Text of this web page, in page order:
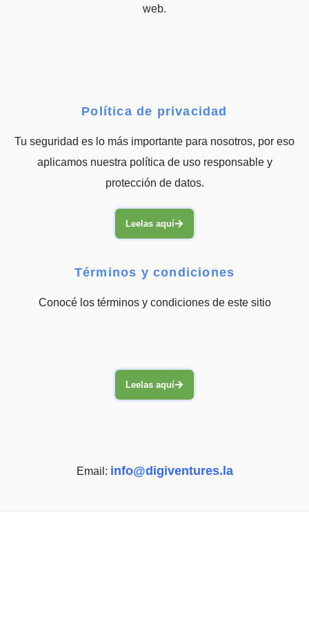
web.
Política de privacidad
Tu seguridad es lo más importante para nosotros, por eso
aplicamos nuestra política de uso responsable y
protección de datos.
Leelas aquí
Términos y condiciones
Conocé los términos y condiciones de este sitio
Leelas aquí
Email: info@digiventures.la